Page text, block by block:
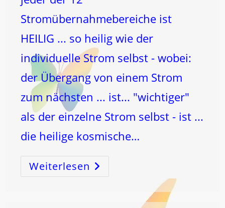
Stromübernahmebereiche ist
HEILIG ... so heilig wie der
individuelle Strom selbst - wobei:
der Übergang von einem Strom
zum nächsten ... ist... "wichtiger"
als der einzelne Strom selbst - ist ...
die heilige kosmische…
Weiterlesen HEILIGE
Chymische
HOCHZEIT
Stromübernahmebereich